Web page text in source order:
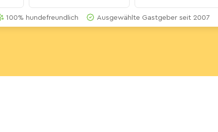
100% hundefreundlich Ausgewählte Gastgeber seit 2007